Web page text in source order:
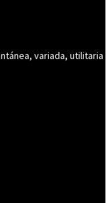
variada, utilitaria